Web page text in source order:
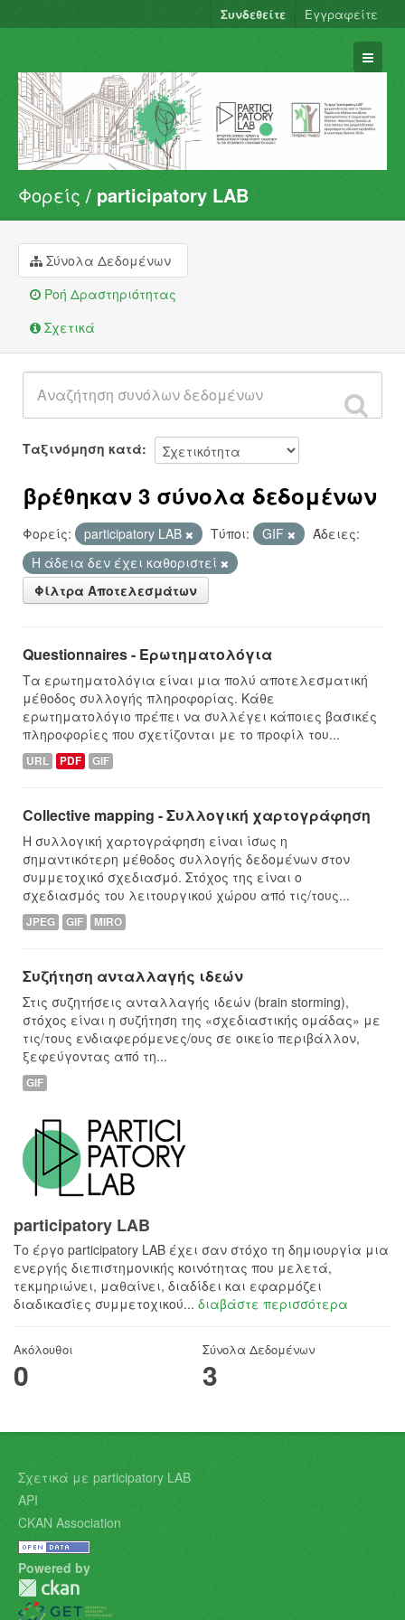
Συνδεθείτε Εγγραφείτε
Σύνολα Δεδομένων
Φορείς
Ομάδες
Σχετικά
Φορείς participatory LAB
Σύνολα Δεδομένων
Ροή Δραστηριότητας
Σχετικά
Ταξινόμηση κατά
βρέθηκαν 3 σύνολα δεδομένων
Φορείς: participatory LAB Τύποι: GIF
Άδειες:
Η άδεια δεν έχει καθοριστεί
Φίλτρα Αποτελεσμάτων
Questionnaires - Ερωτηματολόγια
Τα ερωτηματολόγια είναι μια πολύ αποτελεσματική
μέθοδος συλλογής πληροφορίας. Κάθε
ερωτηματολόγιο πρέπει να συλλέγει κάποιες βασικές
πληροφορίες που σχετίζονται με το προφίλ του...
URL PDF GIF
Collective mapping - Συλλογική χαρτογράφηση
Η συλλογική χαρτογράφηση είναι ίσως η
σημαντικότερη μέθοδος συλλογής δεδομένων στον
συμμετοχικό σχεδιασμό. Στόχος της είναι ο
σχεδιασμός του λειτουργικού χώρου από τις/τους...
JPEG GIF MIRO
Συζήτηση ανταλλαγής ιδεών
Στις συζητήσεις ανταλλαγής ιδεών (brain storming),
στόχος είναι η συζήτηση της «σχεδιαστικής ομάδας» με
τις/τους ενδιαφερόμενες/ους σε οικείο περιβάλλον,
ξεφεύγοντας από τη...
GIF
participatory LAB
Το έργο participatory LAB έχει σαν στόχο τη δημιουργία μια
ενεργής διεπιστημονικής κοινότητας που μελετά,
τεκμηριώνει, μαθαίνει, διαδίδει και εφαρμόζει
διαδικασίες συμμετοχικού... διαβάστε περισσότερα
Ακόλουθοι
0
Σύνολα Δεδομένων
3
Σχετικά με participatory LAB
API
CKAN Association
Powered by